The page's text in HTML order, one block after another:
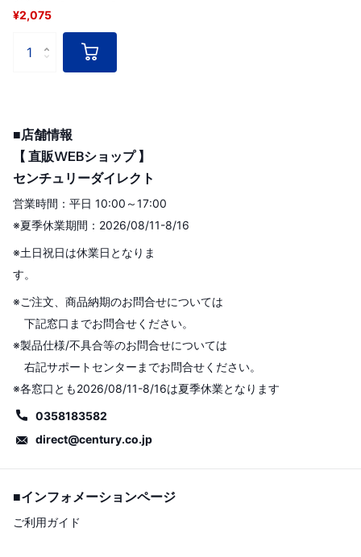
¥2,075
■店舗情報
【 直販WEBショップ 】
センチュリーダイレクト
営業時間：平日 10:00～17:00
※夏季休業期間：2026/08/11-8/16
※土日祝日は休業日となりま
す。
※ご注文、商品納期のお問合せについては
下記窓口までお問合せください。
※製品仕様/不具合等のお問合せについては
右記サポートセンターまでお問合せください。
※各窓口とも2026/08/11-8/16は夏季休業となります
0358183582
direct@century.co.jp
■インフォメーションページ
ご利用ガイド